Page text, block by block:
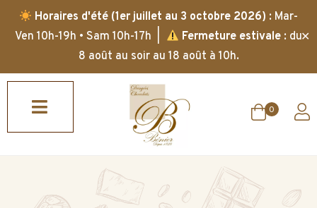
Horaires d'été (1er juillet au 3 octobre 2026) : Mar-
Ven 10h-19h • Sam 10h-17h |
Fermeture estivale: du
8 août au soir au 18 août à 10h.
✕
0